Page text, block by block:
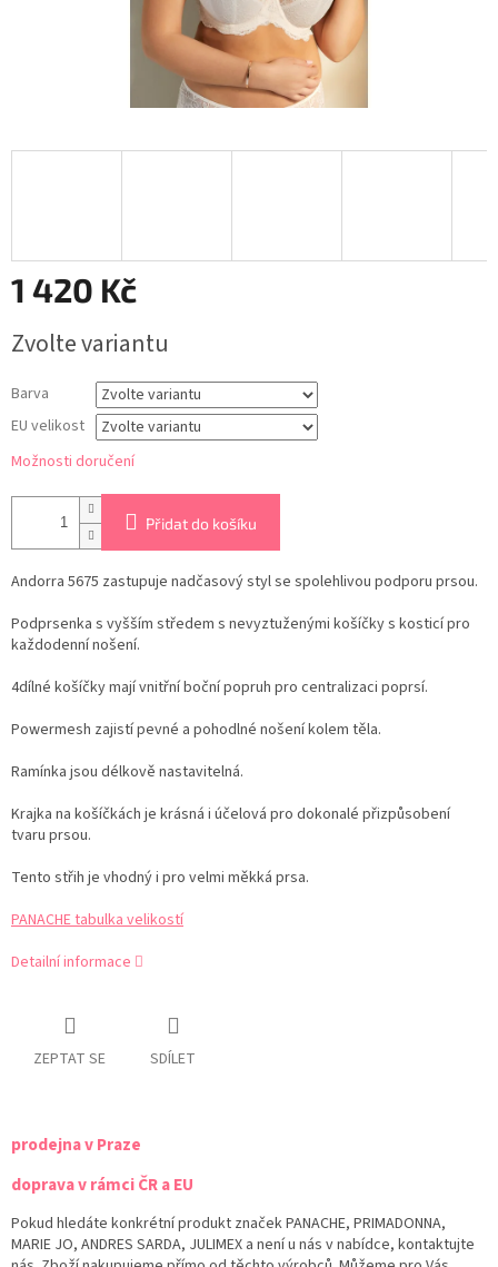
1 420 Kč
cena:
Zvolte variantu
Barva
EU velikost
Možnosti doručení
Přidat do košíku
Andorra 5675 zastupuje nadčasový styl se spolehlivou podporu prsou.
Podprsenka s vyšším středem s nevyztuženými košíčky s kosticí pro
každodenní nošení.
4dílné košíčky mají vnitřní boční popruh pro centralizaci poprsí.
Powermesh zajistí pevné a pohodlné nošení kolem těla.
Ramínka jsou délkově nastavitelná.
Krajka na košíčkách je krásná i účelová pro dokonalé přizpůsobení
tvaru prsou.
Tento střih je vhodný i pro velmi měkká prsa.
PANACHE tabulka velikostí
Detailní informace
ZEPTAT SE SDÍLET
prodejna v Praze
doprava v rámci ČR a EU
Pokud hledáte konkrétní produkt značek PANACHE, PRIMADONNA,
MARIE JO, ANDRES SARDA, JULIMEX a není u nás v nabídce, kontaktujte